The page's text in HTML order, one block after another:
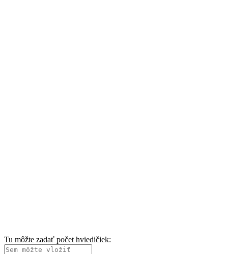
Tu môžte zadať počet hviedičiek: